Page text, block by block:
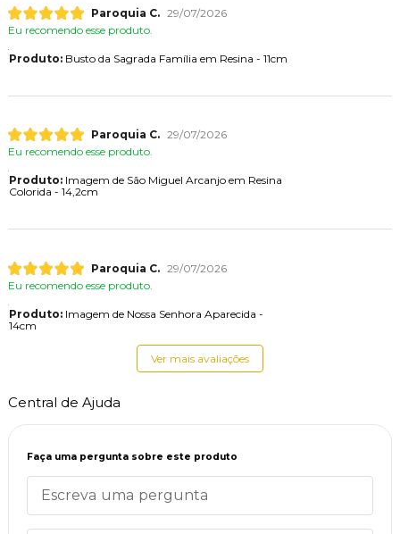
Paroquia C. 29/07/2026
Eu recomendo esse produto.
Produto:Busto da Sagrada Família em Resina - 11cm
Paroquia C. 29/07/2026
Eu recomendo esse produto.
Produto:Imagem de São Miguel Arcanjo em Resina
Colorida - 14,2cm
Paroquia C. 29/07/2026
Eu recomendo esse produto.
Produto:Imagem de Nossa Senhora Aparecida -
14cm
Ver mais avaliações
Central de Ajuda
Faça uma pergunta sobre este produto